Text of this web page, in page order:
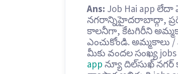
Ans: Job Hai app
నగరాన్నిహైదరాబాద్గా,
కాలనీగా, కేటగిరీని
ఎంచుకోండి. అమ్మకాలు
మీకు వందల సంఖ్య
appన్యూ దిల్‌సుఖ్